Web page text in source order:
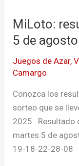
MiLoto:
5 de
Juegos de Azar,
Camargo
Conozca los
sorteo que se
2025. Resultado
martes 5 de
19-18-22-28-08
de
HOY
5
de
agosto
de
2025